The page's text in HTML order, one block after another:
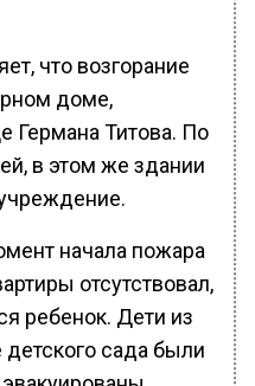
что возгорание
доме,
Германа Титова. По
в этом же здании
начала пожара
отсутствовал,
ребенок. Дети из
сада были